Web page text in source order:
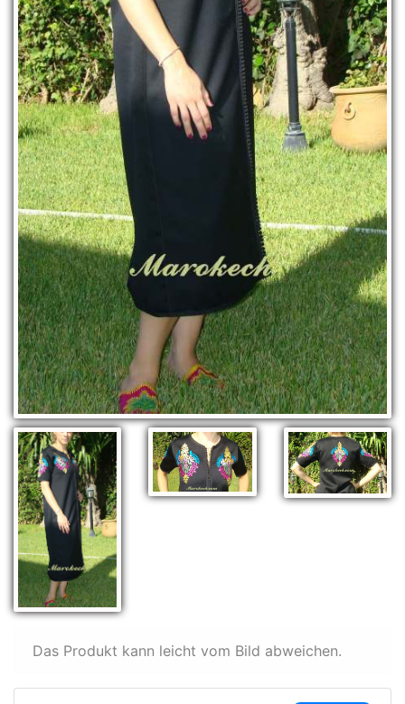
Das Produkt kann leicht vom Bild abweichen.